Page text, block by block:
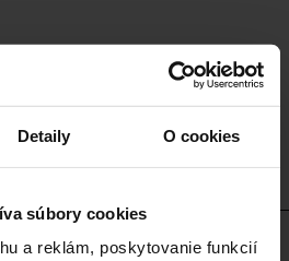
Detaily O cookies
súbory cookies
a reklám, poskytovanie funkcií